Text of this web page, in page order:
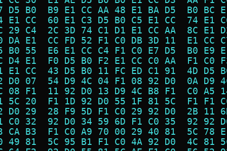
D5 B0  B9 E1 CC AA 48 E1 BA D5  B0
E1 CC  60 E1 C3 D5 B0 C5 E1 CC  74
29 C4  2C 3D 74 C1 D1 E1 CC AA  8C
DA E1  CC FD 52 F1 C0 DB 3D 11  E1
B0 55  E6 E1 CC C4 F1 C0 E7 D5  B0
D4 E1  F0 D5 B0 F2 E1 CC C0 AA  F1
E1 CC  43 D5 B0 11 FC ED C1 91  4D
D0 07  54 D9 4C 04 F1 08 92 D0  0A
08 F1  11 92 D0 13 D9 4C B8 F1  C0
5C 20  F1 1D 92 D0 55 1F 81 5C  F1
D0 29  28 F9 5D F1 C0 29 92 D0  2B
C0 32  92 D0 34 59 6D F1 C0 35  92
CA B3  F1 C0 A9 70 00 29 40 81  5C
49 81  5C 95 B1 F1 C0 4A 92 D0  4C